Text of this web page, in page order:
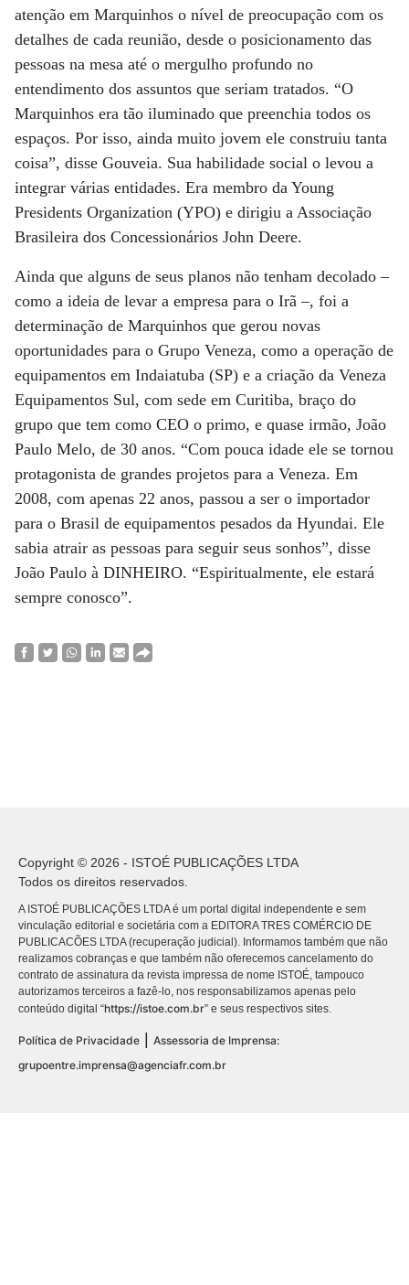
atenção em Marquinhos o nível de preocupação com os
detalhes de cada reunião, desde o posicionamento das
pessoas na mesa até o mergulho profundo no
entendimento dos assuntos que seriam tratados. “O
Marquinhos era tão iluminado que preenchia todos os
espaços. Por isso, ainda muito jovem ele construiu tanta
coisa”, disse Gouveia. Sua habilidade social o levou a
integrar várias entidades. Era membro da Young
Presidents Organization (YPO) e dirigiu a Associação
Brasileira dos Concessionários John Deere.
Ainda que alguns de seus planos não tenham decolado –
como a ideia de levar a empresa para o Irã –, foi a
determinação de Marquinhos que gerou novas
oportunidades para o Grupo Veneza, como a operação de
equipamentos em Indaiatuba (SP) e a criação da Veneza
Equipamentos Sul, com sede em Curitiba, braço do
grupo que tem como CEO o primo, e quase irmão, João
Paulo Melo, de 30 anos. “Com pouca idade ele se tornou
protagonista de grandes projetos para a Veneza. Em
2008, com apenas 22 anos, passou a ser o importador
para o Brasil de equipamentos pesados da Hyundai. Ele
sabia atrair as pessoas para seguir seus sonhos”, disse
João Paulo à DINHEIRO. “Espiritualmente, ele estará
sempre conosco”.
Copyright © 2026 - ISTOÉ PUBLICAÇÕES LTDA
Todos os direitos reservados.
A ISTOÉ PUBLICAÇÕES LTDA é um portal digital independente e sem
vinculação editorial e societária com a EDITORA TRES COMÉRCIO DE
PUBLICACÕES LTDA (recuperação judicial). Informamos também que não
realizamos cobranças e que também não oferecemos cancelamento do
contrato de assinatura da revista impressa de nome ISTOÉ, tampouco
autorizamos terceiros a fazê-lo, nos responsabilizamos apenas pelo
conteúdo digital “https://istoe.com.br” e seus respectivos sites.
Política de Privacidade
Assessoria de Imprensa:
grupoentre.imprensa@agenciafr.com.br